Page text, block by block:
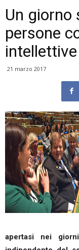
Un giorno
persone
intellettive
21 marzo 2017
apertasi nei